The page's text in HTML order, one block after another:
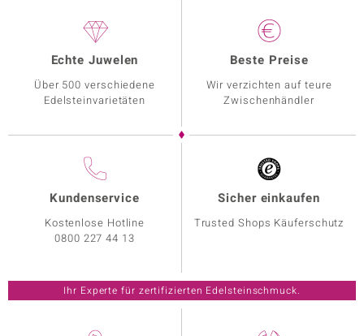
Echte Juwelen
Über 500 verschiedene
Edelsteinvarietäten
Beste Preise
Wir verzichten auf teure
Zwischenhändler
Kundenservice
Kostenlose Hotline
0800 227 44 13
Sicher einkaufen
Trusted Shops Käuferschutz
Ihr Experte für zertifizierten Edelsteinschmuck.